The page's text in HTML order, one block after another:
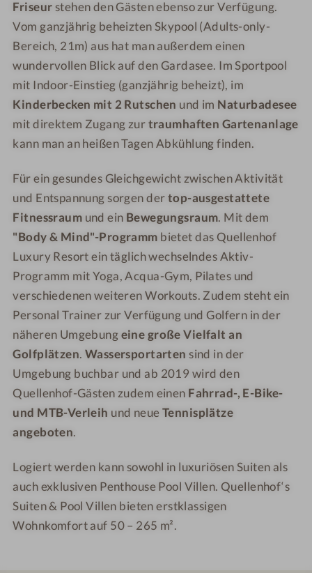
Friseurstehen den Gästen ebenso zur Verfügung.
Vom ganzjährig beheizten Skypool (Adults-only-
Bereich, 21m) aus hat man außerdem einen
wundervollen Blick auf den Gardasee. Im Sportpool
mit Indoor-Einstieg (ganzjährig beheizt), im
Kinderbecken mit 2 Rutschen und im Naturbadesee
mit direktem Zugang zurtraumhaften Gartenanlage
kann man an heißen Tagen Abkühlung finden.
Für ein gesundes Gleichgewicht zwischen Aktivität
und Entspannung sorgen dertop-ausgestattete
Fitnessraum und ein Bewegungsraum. Mit dem
"Body & Mind"-Programm bietet das Quellenhof
Luxury Resort ein täglich wechselndes Aktiv-
Programm mit Yoga, Acqua-Gym, Pilates und
verschiedenen weiteren Workouts. Zudem steht ein
Personal Trainer zur Verfügung und Golfern in der
näheren Umgebungeine große Vielfalt an
Golfplätzen. Wassersportarten sind in der
Umgebung buchbar und ab 2019 wird den
Quellenhof-Gästen zudem einen Fahrrad-, E-Bike-
und MTB-Verleih und neueTennisplätze
angeboten.
Logiert werden kann sowohl in luxuriösen Suiten als
auch exklusiven Penthouse Pool Villen. Quellenhof‘s
Suiten & Pool Villen bieten erstklassigen
Wohnkomfort auf 50 – 265 m².